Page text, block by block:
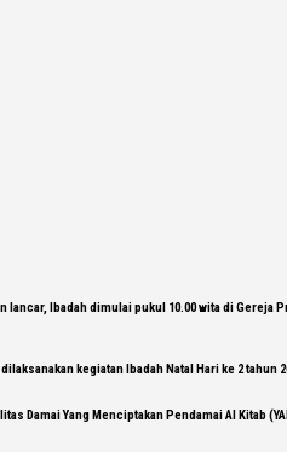
Ibadah dimulai pukul 10.00 wita di Gereja
kegiatan Ibadah Natal Hari ke 2 tahun
Yang Menciptakan Pendamai Al Kitab